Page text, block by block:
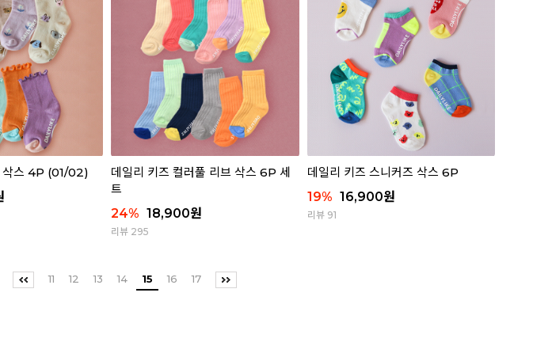
삭스 4P (01/02)
데일리 키즈 컬러풀 리브 삭스 6P 세
트
24% 18,900원
리뷰 295
데일리 키즈 스니커즈 삭스 6P
19% 16,900원
리뷰 91
11 12 13 14 15 16 17